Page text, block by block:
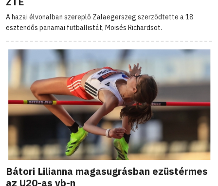
A hazai élvonalban szereplő Zalaegerszeg szerződtette a 18
esztendős panamai futballistát, Moisés Richardsot.
Bátori Lilianna magasugrásban ezüstérmes
az U20-as vb-n